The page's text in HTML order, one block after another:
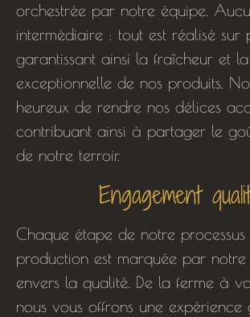
orchestrée par notre équipe.
intermédiaire : tout est réalisé sur
garantissant ainsi la fraîcheur et
exceptionnelle de nos produits.
heureux de rendre nos délices
contribuant ainsi à partager le
de notre terroir.
Engagement
Chaque étape de notre processus
production est marquée par notre
envers la qualité. De la ferme à
nous vous offrons une expérience